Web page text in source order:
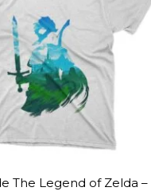
The Legend of Zelda –